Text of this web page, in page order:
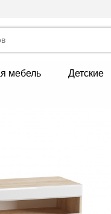
мебель Детские